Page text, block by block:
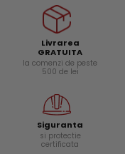
Livrarea
GRATUITA
la comenzi de peste
500 de lei
Siguranta
si protectie
certificata